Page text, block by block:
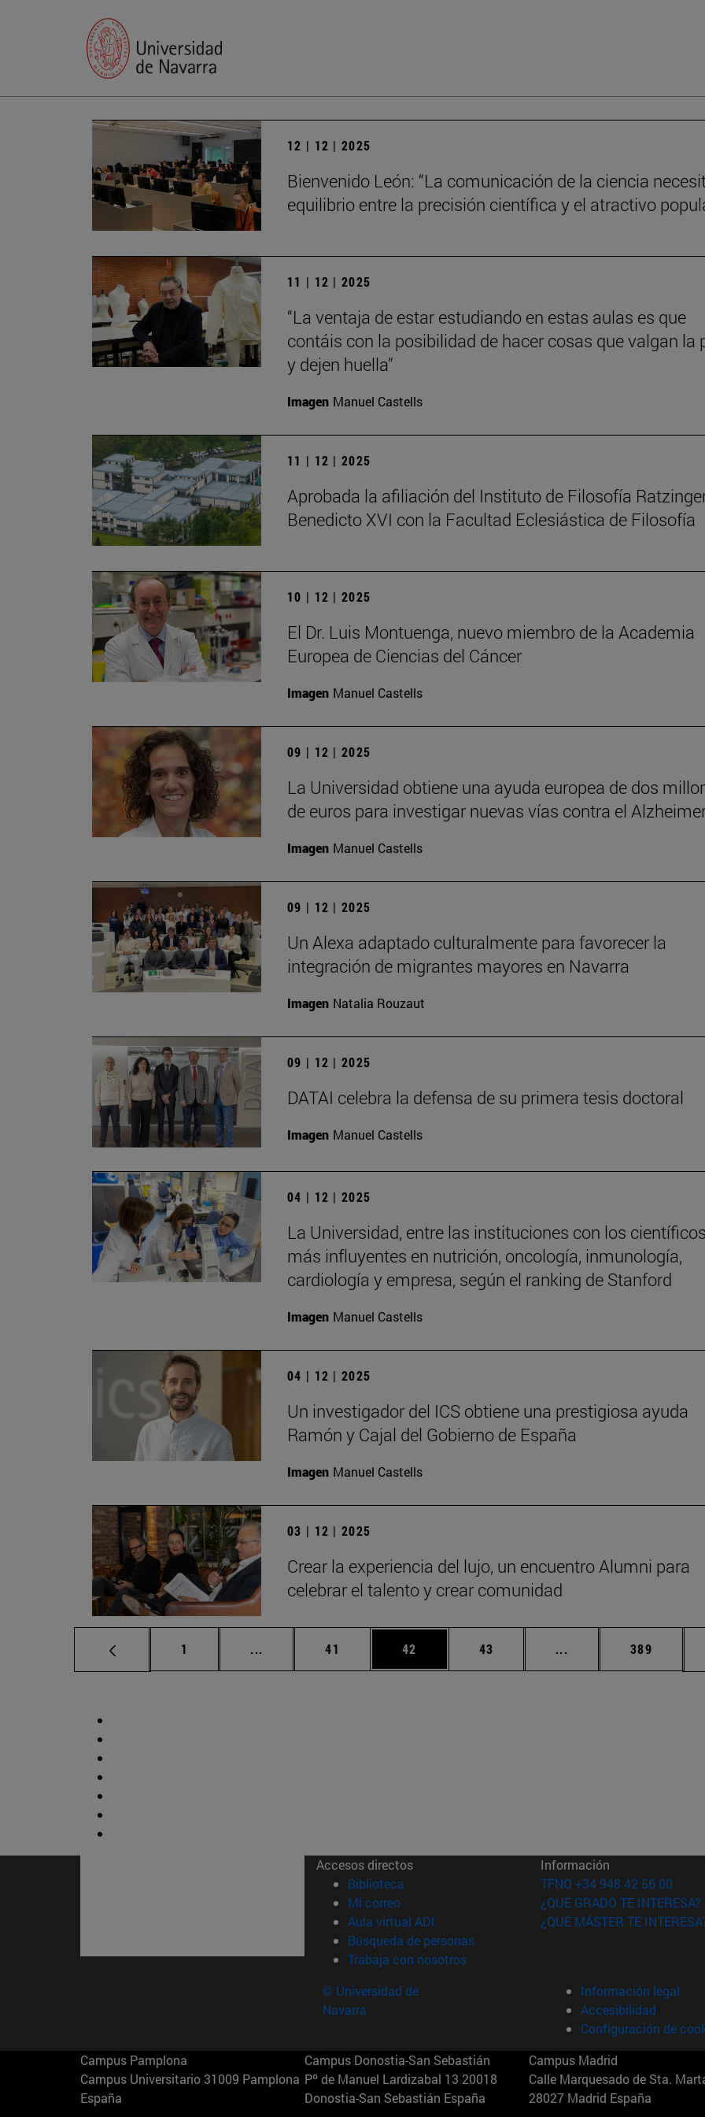
12 | 12 | 2025
Bienvenido León: “La comunicación de la ciencia
equilibrio entre la precisión científica y el atractivo
11 | 12 | 2025
“La ventaja de estar estudiando en estas aulas es que
contáis con la posibilidad de hacer cosas que valgan la
y dejen huella”
Imagen Manuel Castells
11 | 12 | 2025
Aprobada la afiliación del Instituto de Filosofía
Benedicto XVI con la Facultad Eclesiástica de Filosofía
10 | 12 | 2025
El Dr. Luis Montuenga, nuevo miembro de la Academia
Europea de Ciencias del Cáncer
Imagen Manuel Castells
09 | 12 | 2025
La Universidad obtiene una ayuda europea de dos
de euros para investigar nuevas vías contra el
Imagen Manuel Castells
09 | 12 | 2025
Un Alexa adaptado culturalmente para favorecer la
integración de migrantes mayores en Navarra
Imagen Natalia Rouzaut
09 | 12 | 2025
DATAI celebra la defensa de su primera tesis doctoral
Imagen Manuel Castells
04 | 12 | 2025
La Universidad, entre las instituciones con los
más influyentes en nutrición, oncología, inmunología,
cardiología y empresa, según el ranking de Stanford
Imagen Manuel Castells
04 | 12 | 2025
Un investigador del ICS obtiene una prestigiosa ayuda
Ramón y Cajal del Gobierno de España
Imagen Manuel Castells
03 | 12 | 2025
Crear la experiencia del lujo, un encuentro Alumni para
celebrar el talento y crear comunidad
Página
1 ... Páginas intermedias Use TAB para desplazarse.
Página
41 Página
42 Página
43 ... Páginas intermedias
Página
389
Accesos directos
Biblioteca (abre en nueva ventana)
Mi correo(abre en nueva ventana)
Aula virtual ADI (abre en nueva ventana)
Búsqueda de personas(abre en nueva ventana)
Trabaja con nosotros(abre en nueva ventana)
Información
TFNO +34 948 42 56 00
¿QUÉ GRADO TE INTERESA?
¿QUÉ MÁSTER TE
© Universidad de
Navarra
Información legal
Accesibilidad
Configuración de
Campus Pamplona
Campus Universitario 31009 Pamplona
España
Campus Donostia-San Sebastián
Pº de Manuel Lardizabal 13 20018
Donostia-San Sebastián España
Campus Madrid
Calle Marquesado de Sta.
28027 Madrid España